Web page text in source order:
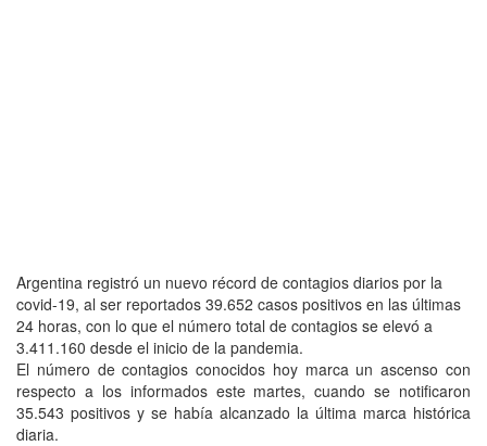
Argentina registró un nuevo récord de contagios diarios por la
covid-19, al ser reportados 39.652 casos positivos en las últimas
24 horas, con lo que el número total de contagios se elevó a
3.411.160 desde el inicio de la pandemia.
El número de contagios conocidos hoy marca un ascenso con
respecto a los informados este martes, cuando se notificaron
35.543 positivos y se había alcanzado la última marca histórica
diaria.